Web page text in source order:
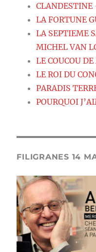
CLANDESTINE
LA FORTUNE
LA SEPTIEME
MICHEL VAN
LE COUCOU
LE ROI DU
PARADIS
POURQUOI
FILIGRANES 14